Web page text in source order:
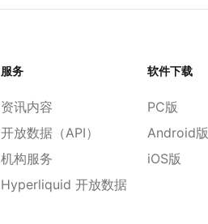
服务
资讯内容
开放数据（API）
机构服务
Hyperliquid 开放数据
软件下载
PC版
Android版
iOS版